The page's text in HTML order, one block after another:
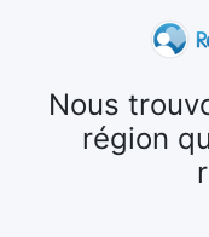
Nous
région